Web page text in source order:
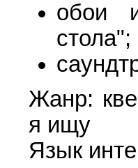
обои
стола";
Жанр:
я ищу
Язык